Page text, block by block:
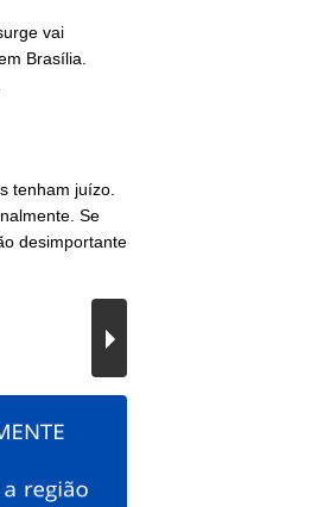
vai
Brasília.
tenham juízo.
Se
desimportante